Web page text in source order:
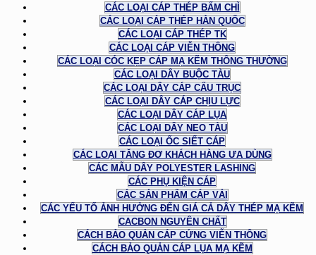
CÁC LOẠI CÁP THÉP BẤM CHÌ
CÁC LOẠI CÁP THÉP HÀN QUỐC
CÁC LOẠI CÁP THÉP TK
CÁC LOẠI CÁP VIỄN THÔNG
CÁC LOẠI CÓC KẸP CÁP MẠ KẼM THÔNG THƯỜNG
CÁC LOẠI DÂY BUỘC TÀU
CÁC LOẠI DÂY CÁP CẨU TRỤC
CÁC LOẠI DÂY CÁP CHỊU LỰC
CÁC LOẠI DÂY CÁP LỤA
CÁC LOẠI DÂY NEO TÀU
CÁC LOẠI ỐC SIẾT CÁP
CÁC LOẠI TĂNG ĐƠ KHÁCH HÀNG ƯA DÙNG
CÁC MẪU DÂY POLYESTER LASHING
CÁC PHỤ KIỆN CÁP
CÁC SẢN PHẨM CÁP VẢI
CÁC YẾU TỐ ẢNH HƯỞNG ĐẾN GIÁ CẢ DÂY THÉP MẠ KẼM
CACBON NGUYÊN CHẤT
CÁCH BẢO QUẢN CÁP CỨNG VIỄN THÔNG
CÁCH BẢO QUẢN CÁP LỤA MẠ KẼM